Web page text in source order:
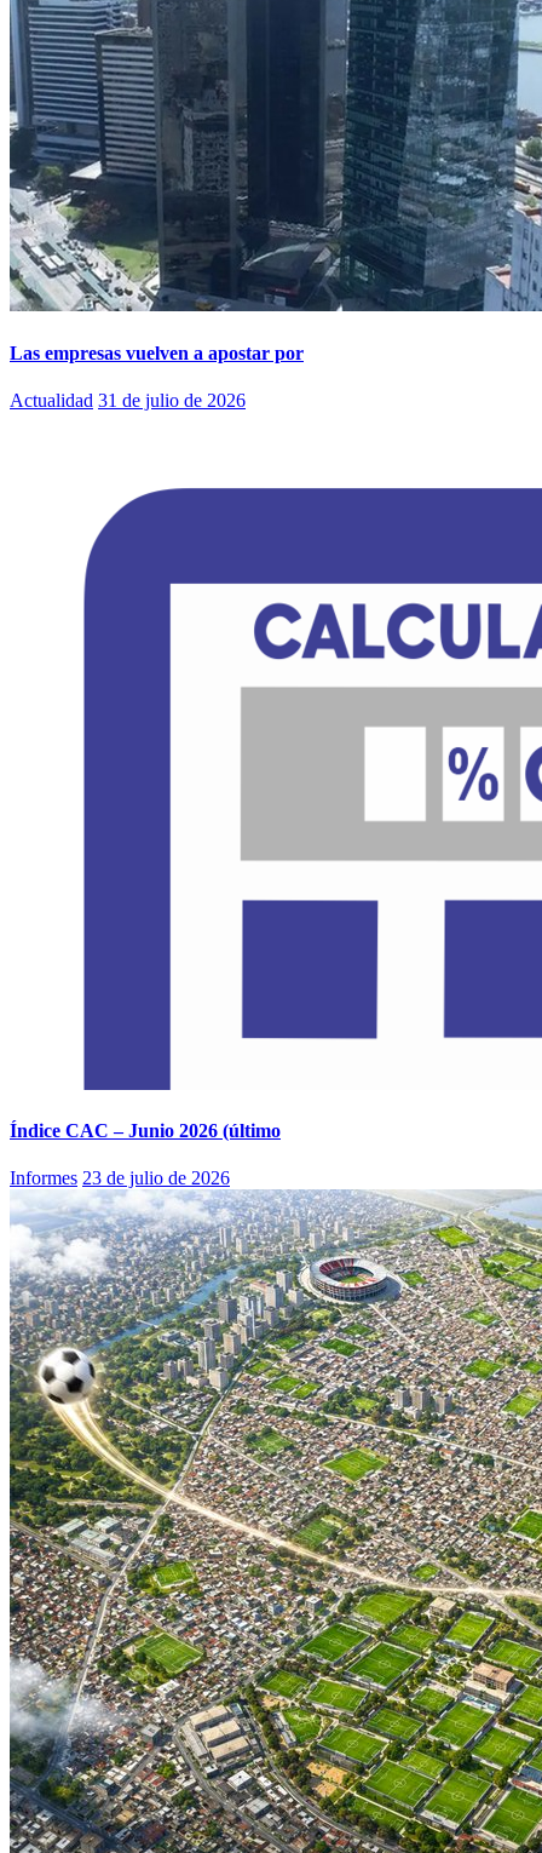
Las empresas vuelven a apostar por
Actualidad 31 de julio de 2026
Índice CAC – Junio 2026 (último
Informes 23 de julio de 2026